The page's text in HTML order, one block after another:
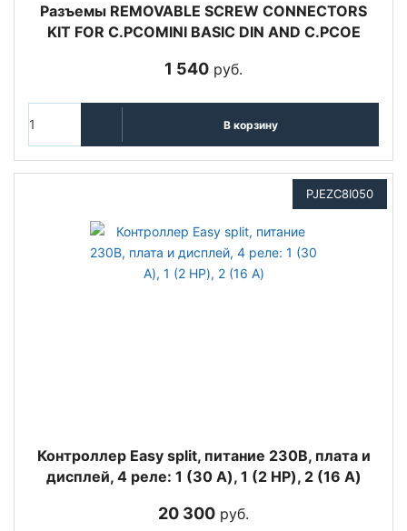
Разъемы REMOVABLE SCREW CONNECTORS
KIT FOR C.PCOMINI BASIC DIN AND C.PCOE
1 540 руб.
В корзину
PJEZC8I050
Контроллер Easy split, питание 230В, плата и
дисплей, 4 реле: 1 (30 A), 1 (2 HP), 2 (16 A)
20 300 руб.